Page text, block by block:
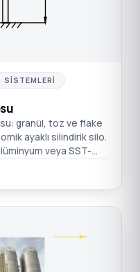
SISTEMLERI
granül, toz ve flake
ayaklı silindirik silo.
veya SST-